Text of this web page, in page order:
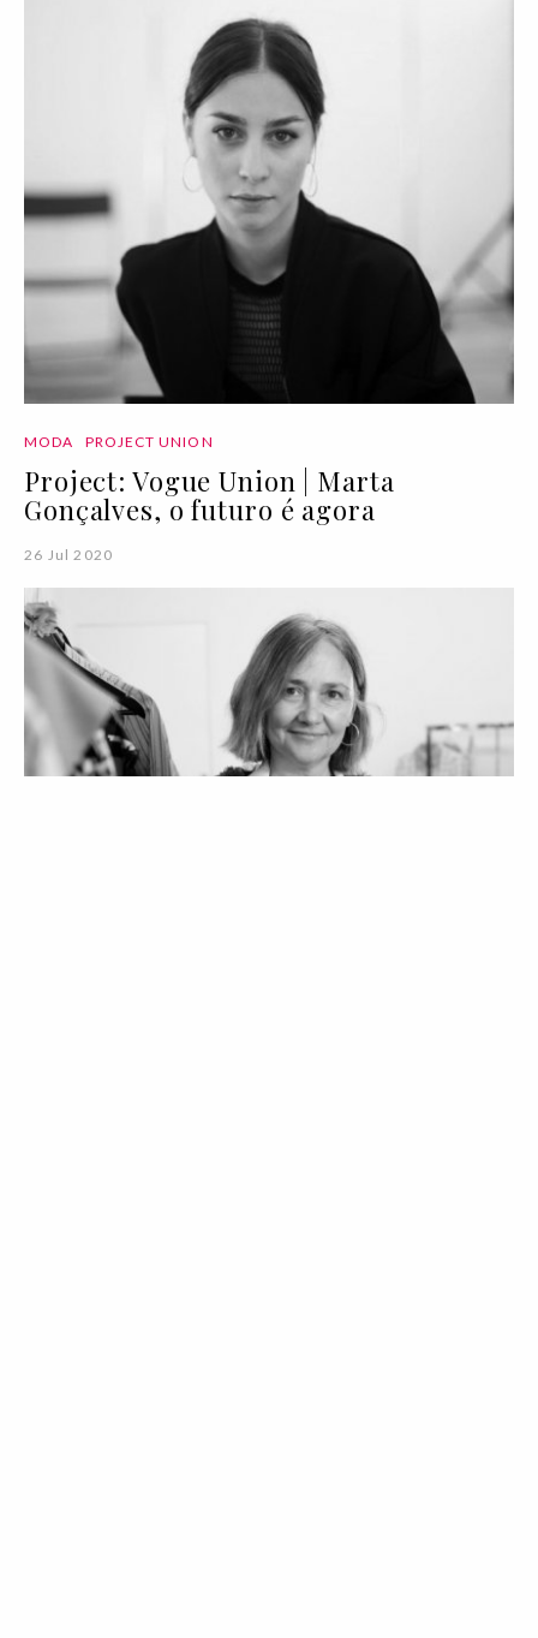
MODA PROJECT UNION
Project: Vogue Union | Marta
Gonçalves, o futuro é agora
26 Jul 2020